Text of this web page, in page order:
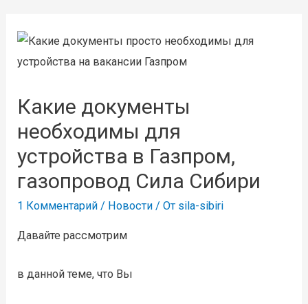
Какие документы
необходимы для
устройства в Газпром,
газопровод Сила Сибири
1 Комментарий / Новости / От sila-sibiri
Давайте рассмотрим
в данной теме, что Вы